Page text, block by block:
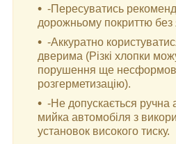
-Пересуватись
дорожньому покриттю без
-Аккуратно
дверима (Різкі хлопки
порушення ще
розгерметизацію).
-Не допускається ручна
мийка автомобіля з
установок високого тиску.